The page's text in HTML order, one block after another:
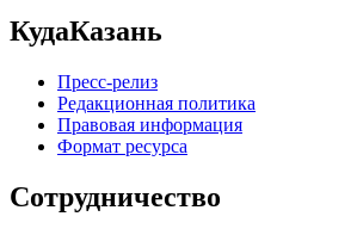
КудаКазань
Пресс-релиз
Редакционная политика
Правовая информация
Формат ресурса
Сотрудничество